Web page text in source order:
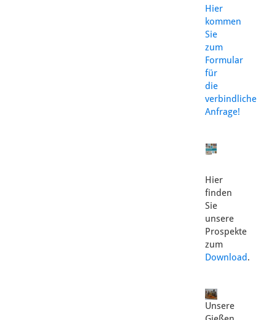
Hier
kommen
Sie
zum
Formular
für
die
verbindliche
Anfrage!
Hier
finden
Sie
unsere
Prospekte
zum
Download.
Unsere